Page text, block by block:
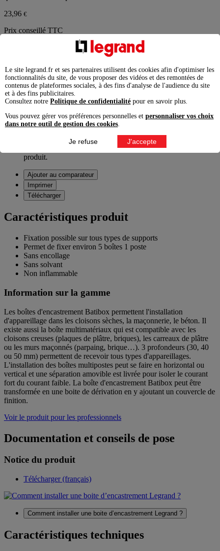
23,96 €
Prix conseillé TTC
éco-contribution incluse
Information produit
Produit disponible jusqu'à épuisement des stocks
Ajouter à la liste Enlever de la liste
Garantie légale 2 ans, à exercer pour un consommateur auprès
de l'enseigne ou du site marchand auprès duquel il a acheté le
produit.
Ajouter au comparateur
Imprimer
Télécharger
Caractéristiques produit
Fixation possible sur tous types de supports
Permet de fixer environ 5 boîtes 1 poste
Sans encollage
Sans solvant
Non inflammable
Information sur la gamme
Les boîtes d'encastrement Batibox permettent l'installation
d'appareillage dans les cloisons sèches, la maçonnerie, le béton. Il
existe aussi la boîte multimatériaux qui est compatible avec les
cloisons creuses (plaques de plâtre, briques), les carreaux de plâtre
ou les murs maçonnés (parpaing, brique…). 3 profondeurs (30, 40
ou 50 mm) permettent de recevoir tous types d'appareillages.
L'installation des boîtes multipostes peut se faire en horizontal ou
vertical et une séparation amovible est livrée pour isoler le courant
fort du courant faible. La boîte d'encastrement Batibox peut être
transformée en une boite de dérivation en y ajoutant un couvercle de
finition.
Voir le produit pour les professionnels
Documentation et conseils de pose
Notice du produit
Télécharger (français)
Comment installer une boite d’encastrement Legrand ?
Caractéristiques techniques
Le site legrand.fr et ses partenaires utilisent des cookies afin d'optimiser les
fonctionnalités du site, de vous proposer des vidéos et des remontées de
contenus de plateformes sociales, à des fins d'analyse de l'audience du site
et à des fins publicitaires.
Consultez notre Politique de confidentialité pour en savoir plus.
Vous pouvez gérer vos préférences personnelles et personnaliser vos choix
dans notre outil de gestion des cookies.
Je refuse J'accepte